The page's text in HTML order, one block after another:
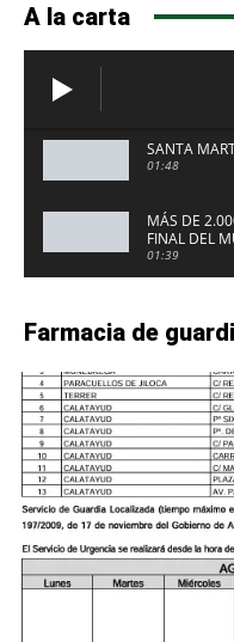
A la carta
SANTA
01:48
MÁS DE
FINAL DEL
FUERTE DE
01:39
Farmacia de